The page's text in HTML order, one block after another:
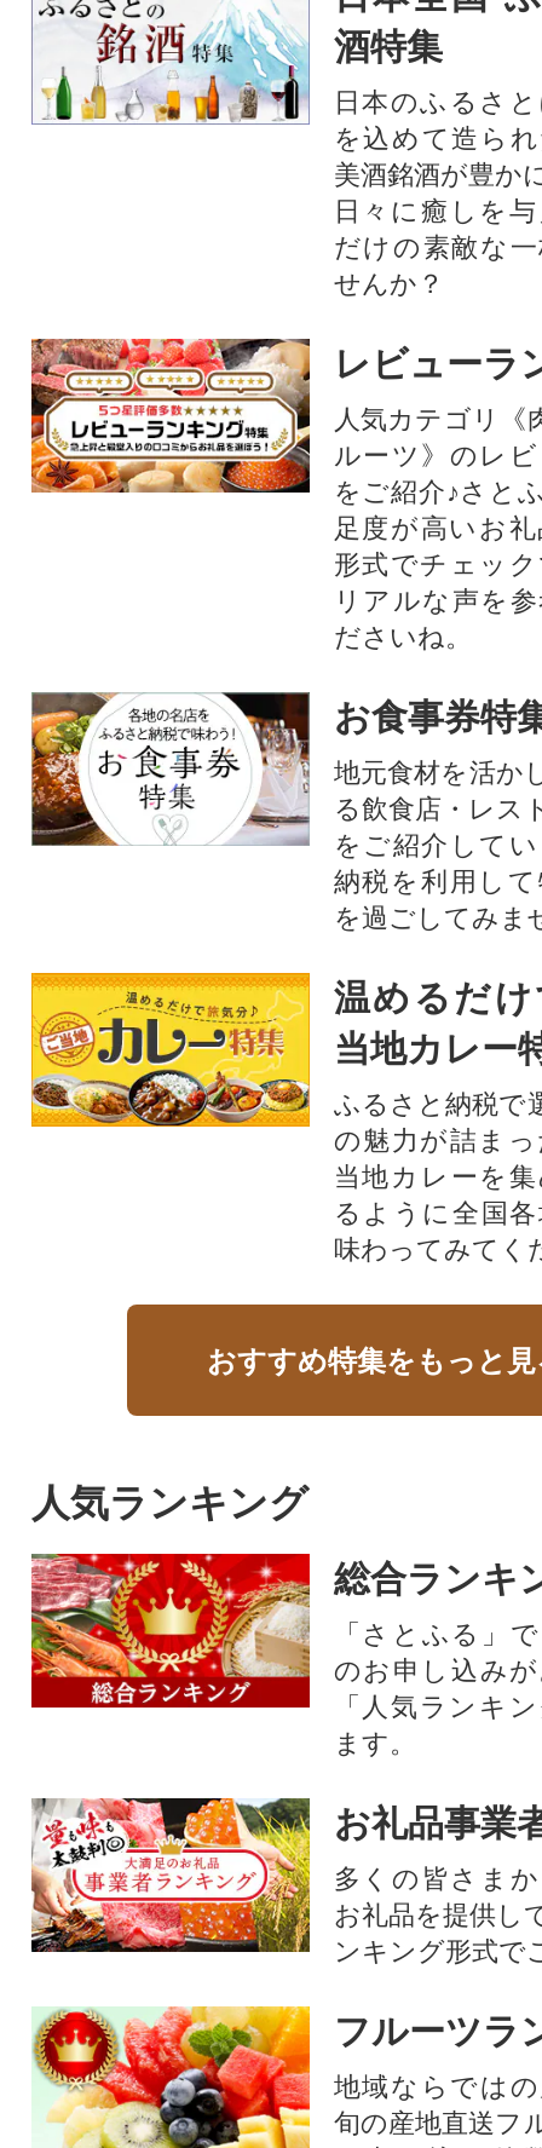
酒特集
日本のふるさ
を込めて造ら
美酒銘酒が豊か
日々に癒しを
だけの素敵な
せんか？
レビューラ
人気カテゴリ《
ルーツ》のレ
をご紹介♪さと
足度が高いお
形式でチェッ
リアルな声を
ださいね。
お食事券特
地元食材を活か
る飲食店・レス
をご紹介して
納税を利用し
を過ごしてみま
温めるだ
当地カレー
ふるさと納税で
の魅力が詰ま
当地カレーを
るように全国
味わってみてく
おすすめ特集をもっと
人気ランキング
総合ランキ
「さとふる」
のお申し込み
「人気ランキ
ます。
お礼品事業
多くの皆さま
お礼品を提供し
ンキング形式で
フルーツラ
地域ならでは
旬の産地直送フ